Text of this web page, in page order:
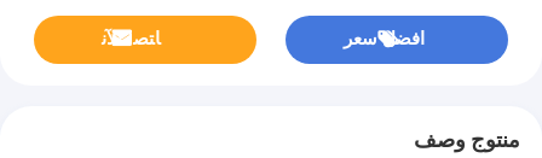
افضل سعر ﺎﺘﺼﻟ ﺍﻶﻧ
منتوج وصف